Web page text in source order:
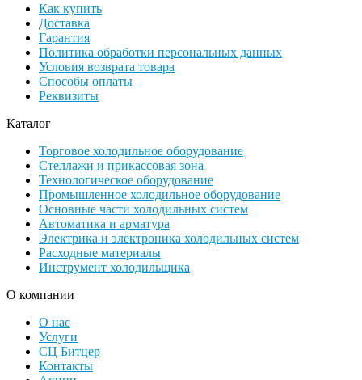
Как купить
Доставка
Гарантия
Политика обработки персональных данных
Условия возврата товара
Способы оплаты
Реквизиты
Каталог
Торговое холодильное оборудование
Стеллажи и прикассовая зона
Технологическое оборудование
Промышленное холодильное оборудование
Основные части холодильных систем
Автоматика и арматура
Электрика и электроника холодильных систем
Расходные материалы
Инструмент холодильщика
О компании
О нас
Услуги
СЦ Битцер
Контакты